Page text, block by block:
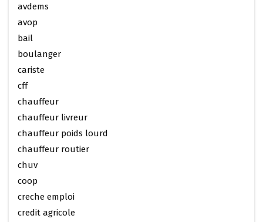
avdems
avop
bail
boulanger
cariste
cff
chauffeur
chauffeur livreur
chauffeur poids lourd
chauffeur routier
chuv
coop
creche emploi
credit agricole